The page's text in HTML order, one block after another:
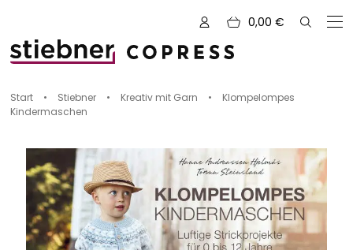
0,00 €
Alle Bücher
Neue Bücher
Kreativ mit Garn
Start • Stiebner • Kreativ mit Garn •
Klompelompes
Kindermaschen